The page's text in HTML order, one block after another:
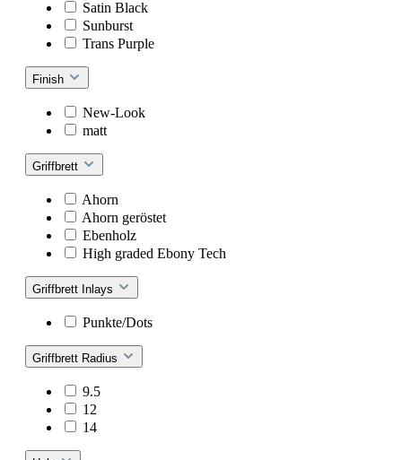
Satin Black
Sunburst
Trans Purple
Finish
New-Look
matt
Griffbrett
Ahorn
Ahorn geröstet
Ebenholz
High graded Ebony Tech
Griffbrett Inlays
Punkte/Dots
Griffbrett Radius
9.5
12
14